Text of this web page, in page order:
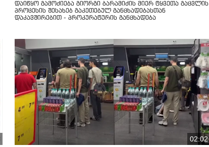
დაიწყო გამოძიება გიორგი ბარამიძის მიერ ტყვეთა გაცვლის
პროცესის შესახებ გაკეთებულ განცხადებასთან
დაკავშირებით - პროკურატურის განცხადება
02:02